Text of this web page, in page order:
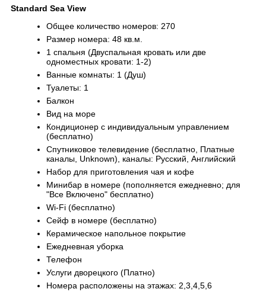
Standard Sea View
Общее количество номеров: 270
Размер номера: 48 кв.м.
1 спальня (Двуспальная кровать или две
одноместных кровати: 1-2)
Ванные комнаты: 1 (Душ)
Туалеты: 1
Балкон
Вид на море
Кондиционер с индивидуальным управлением
(бесплатно)
Спутниковое телевидение (бесплатно, Платные
каналы, Unknown), каналы: Русский, Английский
Набор для приготовления чая и кофе
Минибар в номере (пополняется ежедневно; для
"Все Включено" бесплатно)
Wi-Fi (бесплатно)
Сейф в номере (бесплатно)
Керамическое напольное покрытие
Ежедневная уборка
Телефон
Услуги дворецкого (Платно)
Номера расположены на этажах: 2,3,4,5,6